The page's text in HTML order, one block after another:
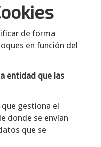
de forma
en función del
entidad que las
gestiona el
donde se envían
que se